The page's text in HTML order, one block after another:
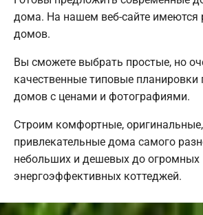
дома. На нашем веб-сайте имеются
домов.
Вы сможете выбрать простые, но
качественные типовые планировки
домов с ценами и фотографиями.
Строим комфортные, оригинальные,
привлекательные дома самого
небольших и дешевых до огромных
энергоэффективных коттеджей.